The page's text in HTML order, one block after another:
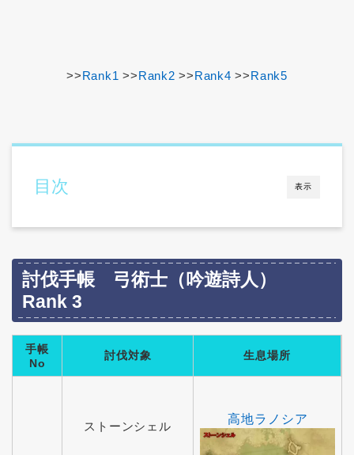
>>Rank1 >>Rank2 >>Rank4 >>Rank5
表示
目次
討伐手帳 弓術士（吟遊詩人）
Rank 3
手帳
No
討伐対象 生息場所
ストーンシェル
高地ラノシア